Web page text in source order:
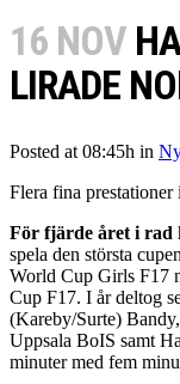
16 NOV
LIRADE
Posted at 08:45h in
Flera fina prestationer
För fjärde året i rad
spela den största
World Cup Girls F17
Cup F17. I år deltog
(Kareby/Surte)
Uppsala BoIS samt
minuter med fem